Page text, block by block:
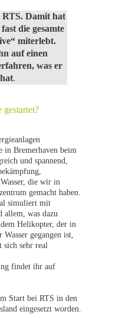
RTS. Damit hat
die gesamte
miterlebt.
auf einen
was er
.
in Bremerhaven beim
und spannend,
die wir in
gemacht haben.
simuliert mit
allem, was dazu
Helikopter, der in
gegangen ist,
sich sehr real
findet ihr auf
Start bei RTS in den
eingesetzt worden.